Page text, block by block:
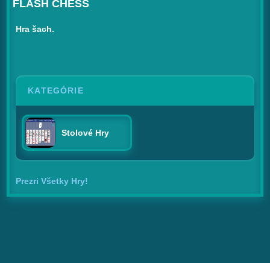
FLASH CHESS
Hra šach.
KATEGÓRIE
Stolové Hry
Prezri Všetky Hry!